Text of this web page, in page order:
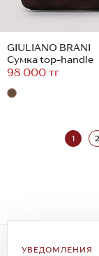
GIULIANO BRANI
Сумка top-handle
98 000 тг
1 2
УВЕДОМЛЕНИЯ
Подписаться